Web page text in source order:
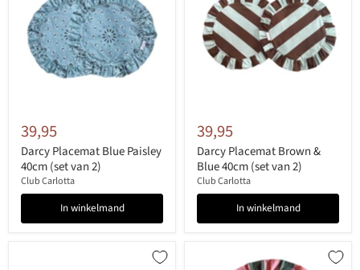
39,95
Darcy Placemat Blue Paisley
40cm (set van 2)
Club Carlotta
In winkelmand
39,95
Darcy Placemat Brown &
Blue 40cm (set van 2)
Club Carlotta
In winkelmand